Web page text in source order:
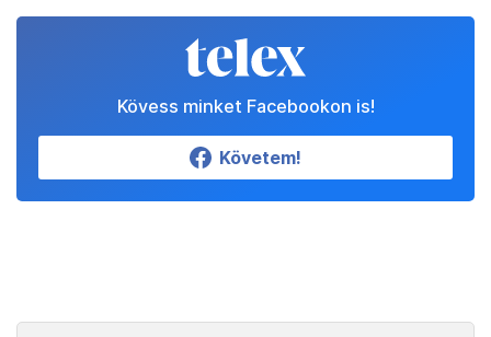
Kövess minket Facebookon is!
Követem!